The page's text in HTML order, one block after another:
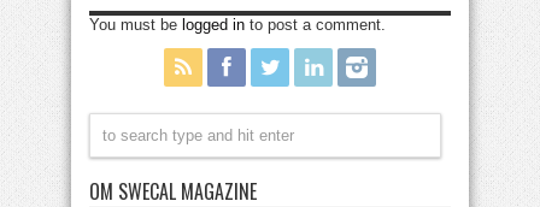
You must be logged in to post a comment.
OM SWECAL MAGAZINE